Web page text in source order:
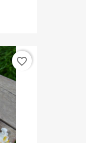
favorite_border